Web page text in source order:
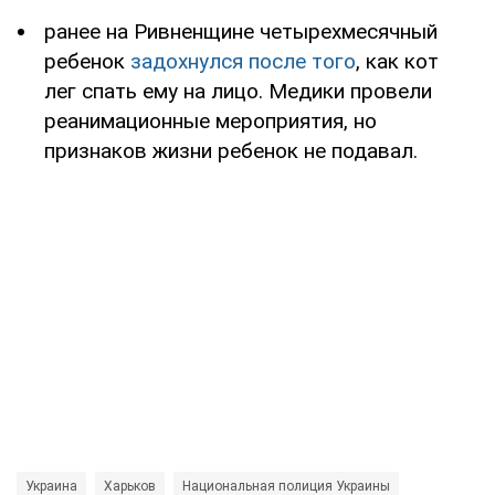
ранее на Ривненщине четырехмесячный
ребенок задохнулся после того, как кот
лег спать ему на лицо. Медики провели
реанимационные мероприятия, но
признаков жизни ребенок не подавал.
Украина Харьков Национальная полиция Украины